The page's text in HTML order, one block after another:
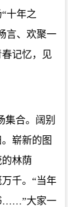
“十年之
言、欢聚一
记忆，见
集合。阔别
崭新的图
林荫
千。 “当年
……”大家一